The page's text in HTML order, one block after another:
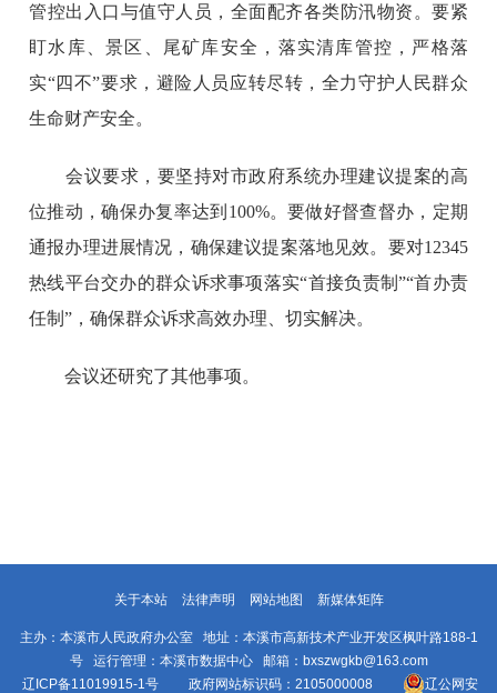
管控出入口与值守人员，全面配齐各类防汛物资。要紧
盯水库、景区、尾矿库安全，落实清库管控，严格落
实“四不”要求，避险人员应转尽转，全力守护人民群众
生命财产安全。
会议要求，要坚持对市政府系统办理建议提案的高
位推动，确保办复率达到100%。要做好督查督办，定期
通报办理进展情况，确保建议提案落地见效。要对12345
热线平台交办的群众诉求事项落实“首接负责制”“首办责
任制”，确保群众诉求高效办理、切实解决。
会议还研究了其他事项。
关于本站 法律声明 网站地图 新媒体矩阵
主办：本溪市人民政府办公室 地址：本溪市高新技术产业开发区枫叶路188-1
号 运行管理：本溪市数据中心 邮箱：bxszwgkb@163.com
辽ICP备11019915-1号 政府网站标识码：2105000008 辽公网安